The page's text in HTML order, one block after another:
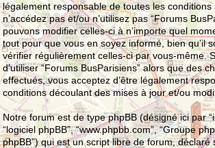
légalement responsable de toutes les conditions
n’accédez pas et/ou n’utilisez pas “Forums
pouvons modifier celles-ci à n’importe quel
tout pour que vous en soyez informé, bien qu’il
vérifier régulièrement celles-ci par vous-même.
d’utiliser “Forums BusParisiens” alors que des
effectués, vous acceptez d’être légalement
conditions découlant des mises à jour et/ou
Notre forum est de type phpBB (désigné ici par
“logiciel phpBB”, “www.phpbb.com”, “Groupe
phpBB”) qui est un script libre de forum, déclaré